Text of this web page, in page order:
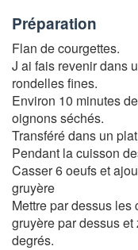
Préparation
Flan de courgettes.
J ai fais revenir dans
rondelles fines.
Environ 10 minutes
oignons séchés.
Transféré dans un
Pendant la cuisson
Casser 6 oeufs et
gruyère
Mettre par dessus
gruyère par dessus
degrés.